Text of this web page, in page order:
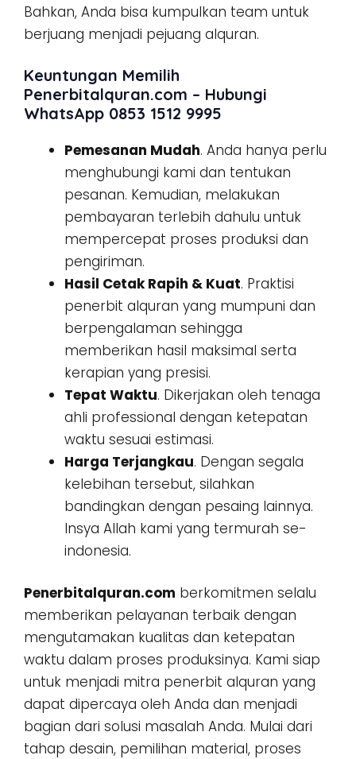
Bahkan, Anda bisa kumpulkan team untuk
berjuang menjadi pejuang alquran.
Keuntungan Memilih
Penerbitalquran.com – Hubungi
WhatsApp 0853 1512 9995
Pemesanan Mudah. Anda hanya perlu
menghubungi kami dan tentukan
pesanan. Kemudian, melakukan
pembayaran terlebih dahulu untuk
mempercepat proses produksi dan
pengiriman.
Hasil Cetak Rapih & Kuat. Praktisi
penerbit alquran yang mumpuni dan
berpengalaman sehingga
memberikan hasil maksimal serta
kerapian yang presisi.
Tepat Waktu. Dikerjakan oleh tenaga
ahli professional dengan ketepatan
waktu sesuai estimasi.
Harga Terjangkau. Dengan segala
kelebihan tersebut, silahkan
bandingkan dengan pesaing lainnya.
Insya Allah kami yang termurah se-
indonesia.
Penerbitalquran.com berkomitmen selalu
memberikan pelayanan terbaik dengan
mengutamakan kualitas dan ketepatan
waktu dalam proses produksinya. Kami siap
untuk menjadi mitra penerbit alquran yang
dapat dipercaya oleh Anda dan menjadi
bagian dari solusi masalah Anda. Mulai dari
tahap desain, pemilihan material, proses